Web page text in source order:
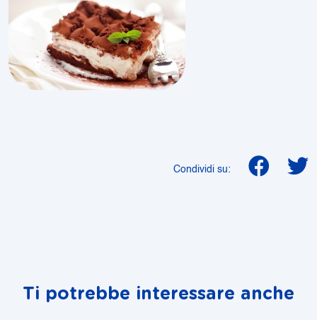
Condividi su:
Ti potrebbe interessare anche